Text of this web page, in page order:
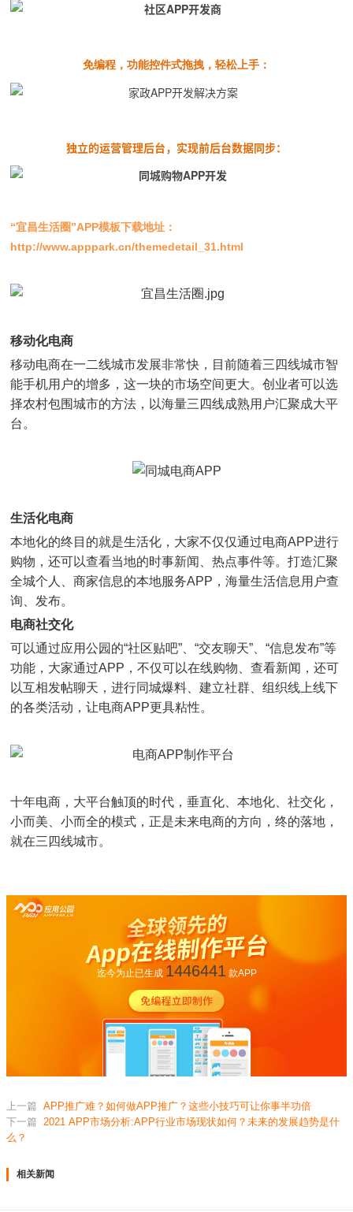
免编程，功能控件式拖拽，轻松上手：
独立的运营管理后台，实现前后台数据同步：
“宜昌生活圈”APP模板下载地址：
http://www.apppark.cn/themedetail_31.html
移动化电商
移动电商在一二线城市发展非常快，目前随着三四线城市智
能手机用户的增多，这一块的市场空间更大。创业者可以选
择农村包围城市的方法，以海量三四线成熟用户汇聚成大平
台。
生活化电商
本地化的终目的就是生活化，大家不仅仅通过电商APP进行
购物，还可以查看当地的时事新闻、热点事件等。打造汇聚
全城个人、商家信息的本地服务APP，海量生活信息用户查
询、发布。
电商社交化
可以通过应用公园的“社区贴吧”、“交友聊天”、“信息发布”等
功能，大家通过APP，不仅可以在线购物、查看新闻，还可
以互相发帖聊天，进行同城爆料、建立社群、组织线上线下
的各类活动，让电商APP更具粘性。
十年电商，大平台触顶的时代，垂直化、本地化、社交化，
小而美、小而全的模式，正是未来电商的方向，终的落地，
就在三四线城市。
迄今为止已生成 1446441款APP
上一篇 APP推广难？如何做APP推广？这些小技巧可让你事半功倍
下一篇 2021 APP市场分析:APP行业市场现状如何？未来的发展趋势是什
么？
相关新闻